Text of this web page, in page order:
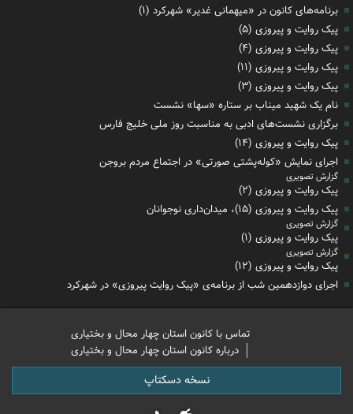
برنامه‌های کانون در «میهمانی غدیر» شهرکرد (۱)
پیک روایت و پیروزی (۵)
پیک روایت و پیروزی (۴)
پیک روایت و پیروزی (۱۱)
پیک روایت و پیروزی (۳)
نام یک شهید میناب بر ستاره «سها» نشست
برگزاری نشست‌های ادبی به مناسبت روز ملی خلیج فارس
پیک روایت و پیروزی (۱۴)
اجرای نمایش «کوله‌پشتی صورتی» در اجتماع مردم بروجن
گزارش تصویری
پیک روایت و پیروزی (۲)
پیک روایت و پیروزی (۱۵)، میدان‌داری نوجوانان
گزارش تصویری
پیک روایت و پیروزی (۱)
گزارش تصویری
پیک روایت و پیروزی (۱۲)
اجرای دوازدهمین شب از برنامه‌ی «پیک روایت پیروزی» در شهرکرد
تماس با کانون استان چهار محال و بختیاری
درباره کانون استان چهار محال و بختیاری
نسخه دسکتاپ